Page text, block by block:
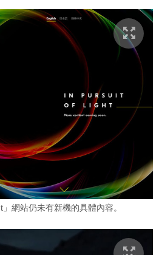
」網站仍未有新機的具體內容。